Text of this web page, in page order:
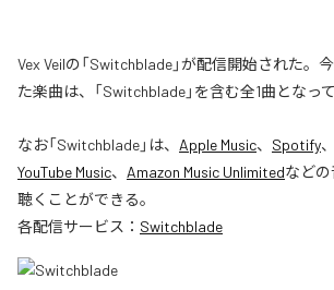
Vex Veilの「Switchblade」が配信開始された。
た楽曲は、「Switchblade」を含む全1曲となって
なお「Switchblade」は、 Apple Music、 Spotify、
YouTube Music、 Amazon Music Unlimitedなど
聴くことができる。
各配信サービス： Switchblade